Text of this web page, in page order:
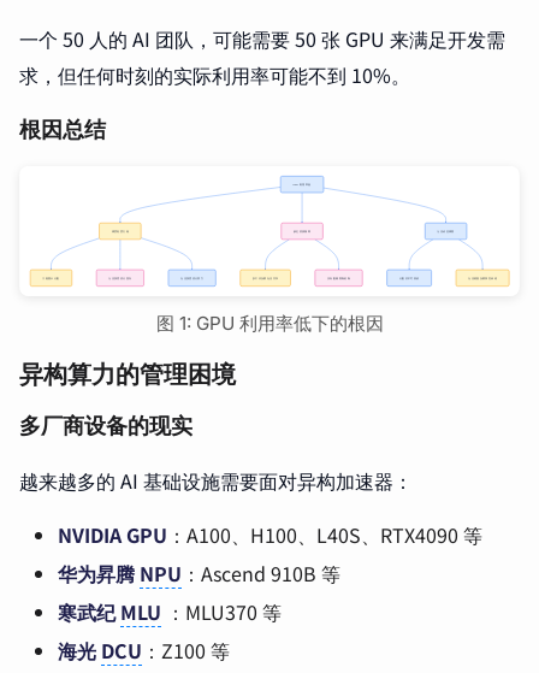
一个 50 人的 AI 团队，可能需要 50 张 GPU 来满足开发需
求，但任何时刻的实际利用率可能不到 10%。
根因总结
图 1: GPU 利用率低下的根因
异构算力的管理困境
多厂商设备的现实
越来越多的 AI 基础设施需要面对异构加速器：
NVIDIA GPU ：A100、H100、L40S、RTX4090 等
华为昇腾 NPU ：Ascend 910B 等
寒武纪MLU ：MLU370 等
海光 DCU ：Z100 等